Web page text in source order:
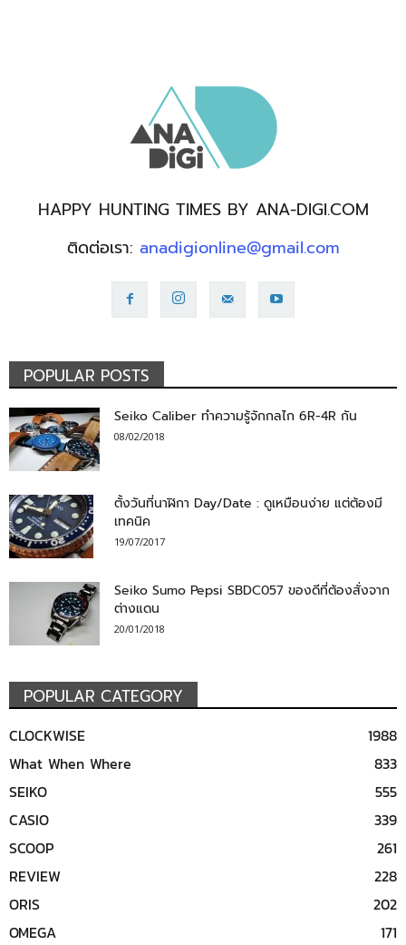
HAPPY HUNTING TIMES BY ANA-DIGI.COM
ติดต่อเรา: anadigionline@gmail.com
POPULAR POSTS
Seiko Caliber ทำความรู้จักกลไก 6R-4R กัน
08/02/2018
ตั้งวันที่นาฬิกา Day/Date : ดูเหมือนง่าย แต่ต้องมี
เทคนิค
19/07/2017
Seiko Sumo Pepsi SBDC057 ของดีที่ต้องสั่งจาก
ต่างแดน
20/01/2018
POPULAR CATEGORY
CLOCKWISE
1988
What When Where
833
SEIKO
555
CASIO
339
SCOOP
261
REVIEW
228
ORIS
202
OMEGA
171